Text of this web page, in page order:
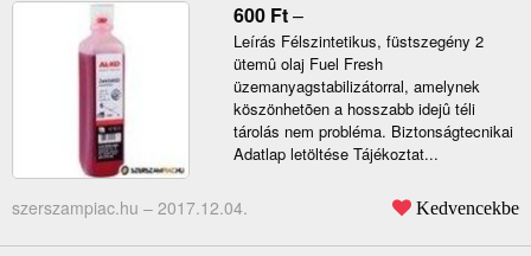
600 Ft–
Leírás Félszintetikus, füstszegény 2
ütemû olaj Fuel Fresh
üzemanyagstabilizátorral, amelynek
köszönhetõen a hosszabb idejû téli
tárolás nem probléma. Biztonságtecnikai
Adatlap letöltése Tájékoztat...
szerszampiac.hu – 2017.12.04. Kedvencekbe